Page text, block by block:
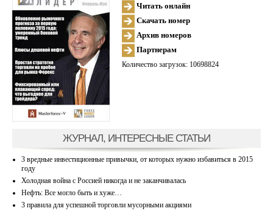
Читать онлайн
Скачать номер
Архив номеров
Партнерам
Количество загрузок: 10698824
ЖУРНАЛ, ИНТЕРЕСНЫЕ СТАТЬИ
3 вредные инвестиционные привычки, от которых нужно избавиться в 2015
году
Холодная война с Россией никогда и не заканчивалась
Нефть: Все могло быть и хуже…
3 правила для успешной торговли мусорными акциями